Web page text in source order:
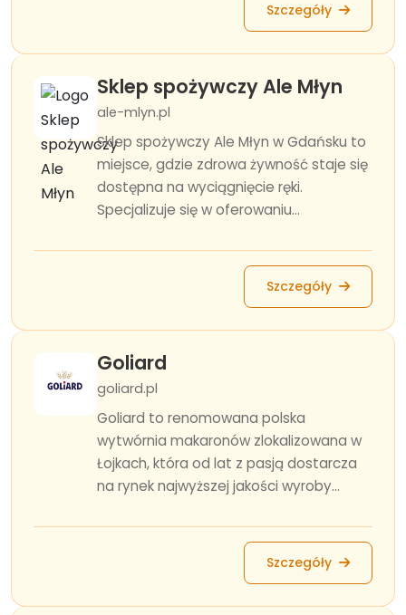
Szczegóły
Sklep spożywczy Ale Młyn
ale-mlyn.pl
Sklep spożywczy Ale Młyn w Gdańsku to
miejsce, gdzie zdrowa żywność staje się
dostępna na wyciągnięcie ręki.
Specjalizuje się w oferowaniu...
Szczegóły
Goliard
goliard.pl
Goliard to renomowana polska
wytwórnia makaronów zlokalizowana w
Łojkach, która od lat z pasją dostarcza
na rynek najwyższej jakości wyroby...
Szczegóły